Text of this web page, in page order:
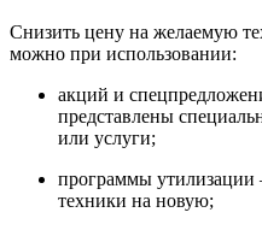
Снизить цену на желаемую
можно при использовании:
акций и
представлены
или услуги;
программы утилизации
техники на новую;